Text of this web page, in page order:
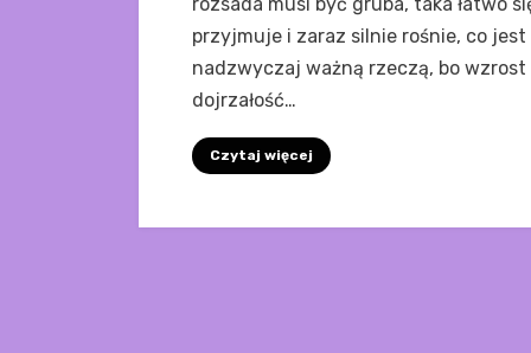
przyjmuje i zaraz silnie rośnie, co jest
nadzwyczaj ważną rzeczą, bo wzrost
dojrzałość…
Czytaj więcej